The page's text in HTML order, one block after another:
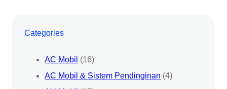
Categories
AC Mobil (16)
AC Mobil & Sistem Pendinginan (4)